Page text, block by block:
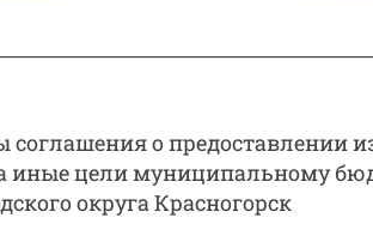
о предоставлении
иные цели муниципальному
округа Красногорск